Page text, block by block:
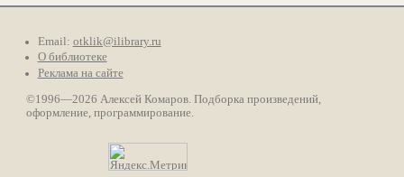
Email: otklik@ilibrary.ru
О библиотеке
Реклама на сайте
©1996—2026 Алексей Комаров. Подборка произведений,
оформление, программирование.